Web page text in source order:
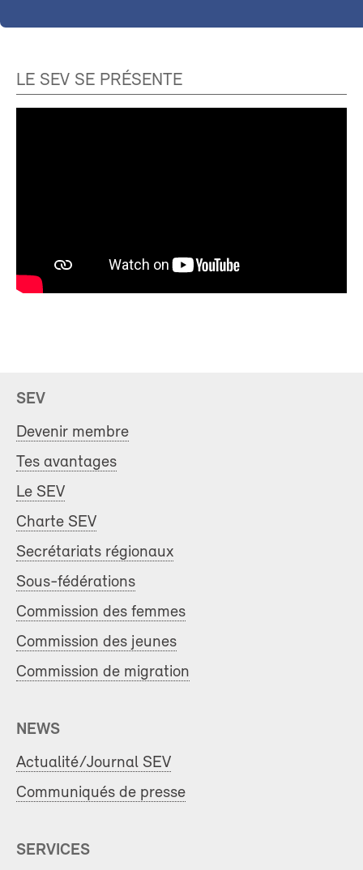
LE SEV SE PRÉSENTE
SEV
Devenir membre
Tes avantages
Le SEV
Charte SEV
Secrétariats régionaux
Sous-fédérations
Commission des femmes
Commission des jeunes
Commission de migration
NEWS
Actualité/Journal SEV
Communiqués de presse
SERVICES